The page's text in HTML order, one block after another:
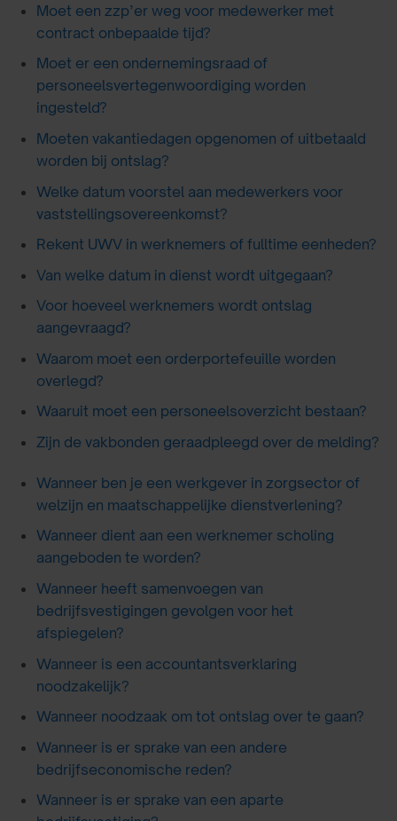
Moet een zzp’er weg voor medewerker met
contract onbepaalde tijd?
Moet er een ondernemingsraad of
personeelsvertegenwoordiging worden
ingesteld?
Moeten vakantiedagen opgenomen of uitbetaald
worden bij ontslag?
Welke datum voorstel aan medewerkers voor
vaststellingsovereenkomst?
Rekent UWV in werknemers of fulltime eenheden?
Van welke datum in dienst wordt uitgegaan?
Voor hoeveel werknemers wordt ontslag
aangevraagd?
Waarom moet een orderportefeuille worden
overlegd?
Waaruit moet een personeelsoverzicht bestaan?
Zijn de vakbonden geraadpleegd over de melding?
Wanneer ben je een werkgever in zorgsector of
welzijn en maatschappelijke dienstverlening?
Wanneer dient aan een werknemer scholing
aangeboden te worden?
Wanneer heeft samenvoegen van
bedrijfsvestigingen gevolgen voor het
afspiegelen?
Wanneer is een accountantsverklaring
noodzakelijk?
Wanneer noodzaak om tot ontslag over te gaan?
Wanneer is er sprake van een andere
bedrijfseconomische reden?
Wanneer is er sprake van een aparte